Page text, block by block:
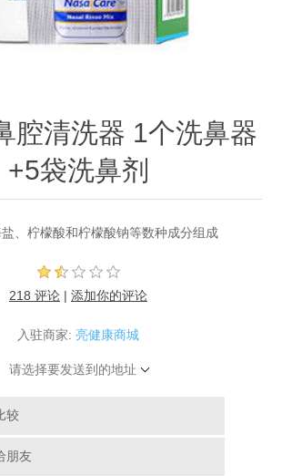
腔清洗器 1个洗鼻器
+5袋洗鼻剂
、柠檬酸和柠檬酸钠等数种成分组成
218 评论 | 添加你的评论
入驻商家: 亮健康商城
请选择要发送到的地址